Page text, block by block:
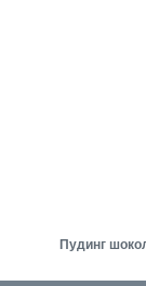
Пудинг